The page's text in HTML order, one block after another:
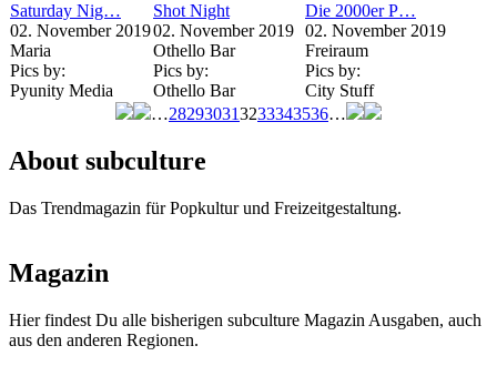
Saturday Nig…
02. November 2019
Maria
Pics by:
Pyunity Media
Shot Night
02. November 2019
Othello Bar
Pics by:
Othello Bar
Die 2000er P…
02. November 2019
Freiraum
Pics by:
City Stuff
…282930313233343536…
About subculture
Das Trendmagazin für Popkultur und Freizeitgestaltung.
Magazin
Hier findest Du alle bisherigen subculture Magazin Ausgaben, auch
aus den anderen Regionen.